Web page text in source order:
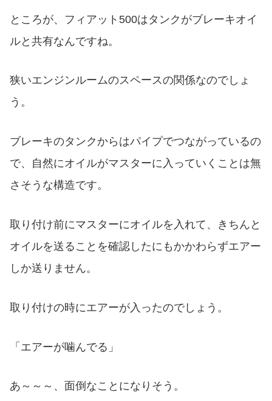
ところが、フィアット500はタンクがブレーキオイ
ルと共有なんですね。
狭いエンジンルームのスペースの関係なのでしょ
う。
ブレーキのタンクからはパイプでつながっているの
で、自然にオイルがマスターに入っていくことは無
さそうな構造です。
取り付け前にマスターにオイルを入れて、きちんと
オイルを送ることを確認したにもかかわらずエアー
しか送りません。
取り付けの時にエアーが入ったのでしょう。
「エアーが噛んでる」
あ～～～、面倒なことになりそう。